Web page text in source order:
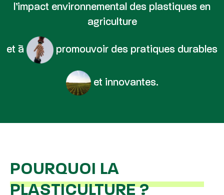
l’impact environnemental des plastiques en
agriculture
et à promouvoir des pratiques durables
et innovantes.
POURQUOI LA
PLASTICULTURE ?